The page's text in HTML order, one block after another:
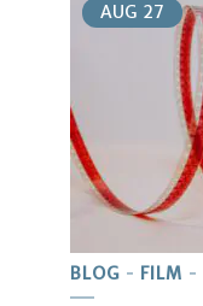
AUG 27
BLOG FILM